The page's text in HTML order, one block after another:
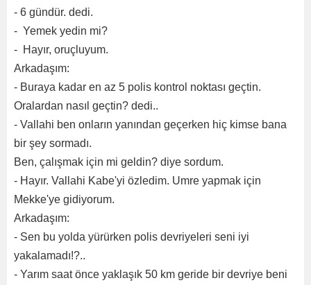
- 6 gündür. dedi.
- Yemek yedin mi?
- Hayır, oruçluyum.
Arkadaşım:
- Buraya kadar en az 5 polis kontrol noktası geçtin.
Oralardan nasıl geçtin? dedi..
- Vallahi ben onların yanından geçerken hiç kimse bana
bir şey sormadı.
Ben, çalışmak için mi geldin? diye sordum.
- Hayır. Vallahi Kabe'yi özledim. Umre yapmak için
Mekke'ye gidiyorum.
Arkadaşım:
- Sen bu yolda yürürken polis devriyeleri seni iyi
yakalamadı!?..
- Yarım saat önce yaklaşık 50 km geride bir devriye beni